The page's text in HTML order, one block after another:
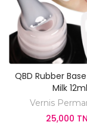
QBD Rubber
Milk 12ml
Vernis
25,000